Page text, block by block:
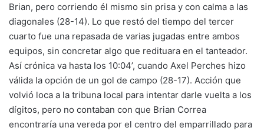
Brian, pero corriendo él mismo sin prisa y con calma a las
diagonales (28-14). Lo que restó del tiempo del tercer
cuarto fue una repasada de varias jugadas entre ambos
equipos, sin concretar algo que redituara en el tanteador.
Así crónica va hasta los 10:04’, cuando Axel Perches hizo
válida la opción de un gol de campo (28-17). Acción que
volvió loca a la tribuna local para intentar darle vuelta a los
dígitos, pero no contaban con que Brian Correa
encontraría una vereda por el centro del emparrillado para